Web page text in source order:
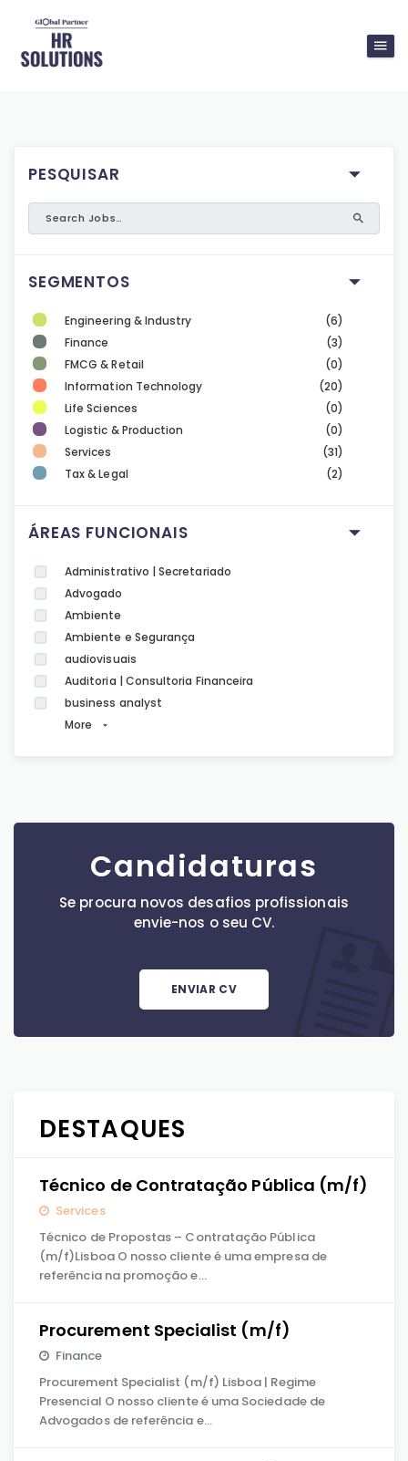
PESQUISAR
SEGMENTOS
Engineering & Industry
(6)
Finance
(3)
FMCG & Retail
(0)
Information Technology
(20)
Life Sciences
(0)
Logistic & Production
(0)
Services
(31)
Tax & Legal
(2)
ÁREAS FUNCIONAIS
Administrativo | Secretariado
Advogado
Ambiente
Ambiente e Segurança
audiovisuais
Auditoria | Consultoria Financeira
business analyst
More
Candidaturas
Se procura novos desafios profissionais
envie-nos o seu CV.
ENVIAR CV
DESTAQUES
Técnico de Contratação Pública (m/f)
Services
Técnico de Propostas – Contratação Pública
(m/f)Lisboa O nosso cliente é uma empresa de
referência na promoção e…
Procurement Specialist (m/f)
Finance
Procurement Specialist (m/f) Lisboa | Regime
Presencial O nosso cliente é uma Sociedade de
Advogados de referência e…